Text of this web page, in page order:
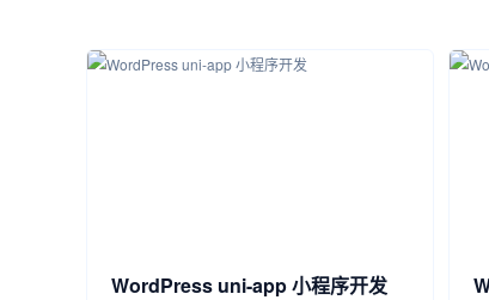
WordPress uni-app 小程序开发